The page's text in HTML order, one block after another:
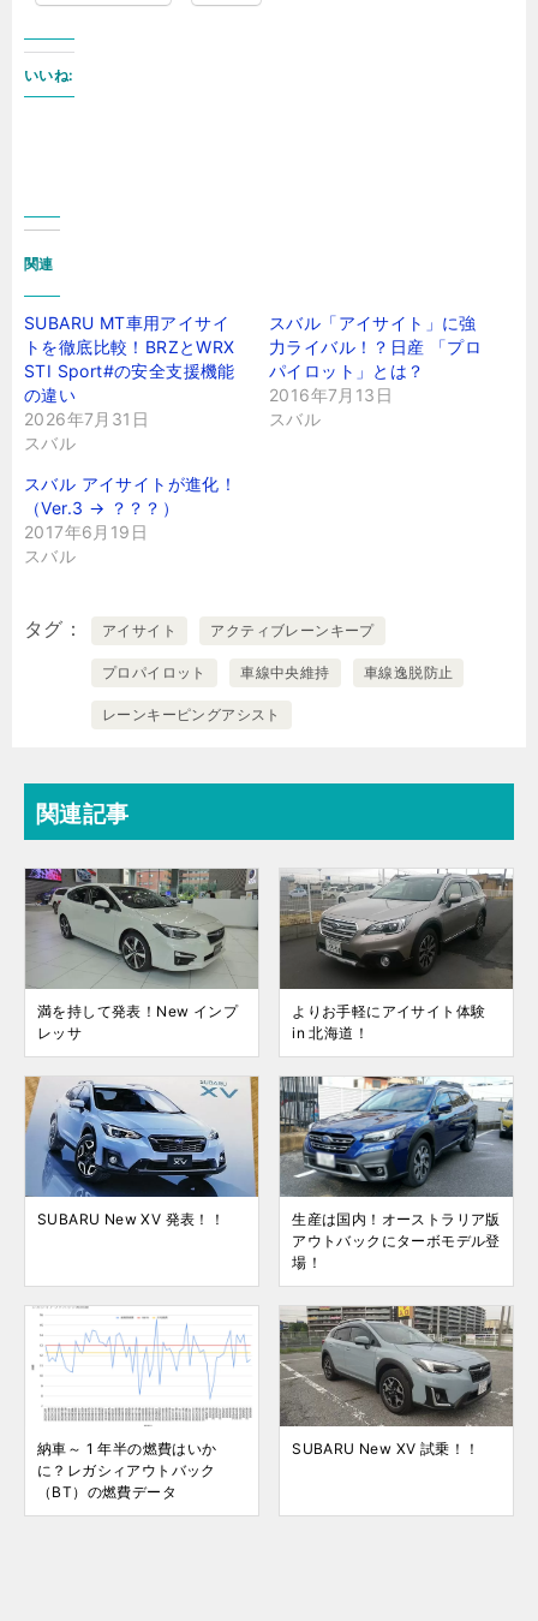
いいね:
関連
SUBARU MT車用アイサイ
トを徹底比較！BRZとWRX
STI Sport#の安全支援機能
の違い
2026年7月31日
スバル
スバル「アイサイト」に強
力ライバル！？日産 「プロ
パイロット」とは？
2016年7月13日
スバル
スバル アイサイトが進化！
（Ver.3 → ？？？）
2017年6月19日
スバル
タグ アイサイト アクティブレーンキープ
プロパイロット 車線中央維持 車線逸脱防止
レーンキーピングアシスト
関連記事
満を持して発表！New インプ
レッサ
よりお手軽にアイサイト体験
in 北海道！
SUBARU New XV 発表！！
生産は国内！オーストラリア版
アウトバックにターボモデル登
場！
納車～ 1 年半の燃費はいか
に？レガシィアウトバック
（BT）の燃費データ
SUBARU New XV 試乗！！